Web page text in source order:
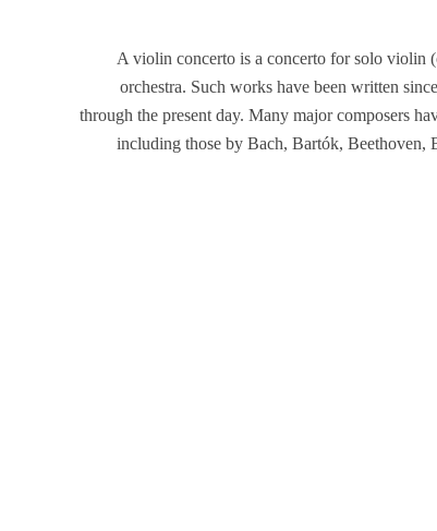
A violin concerto is a concerto for solo violin
orchestra. Such works have been written
through the present day. Many major composers
including those by Bach, Bartók, Beethoven,